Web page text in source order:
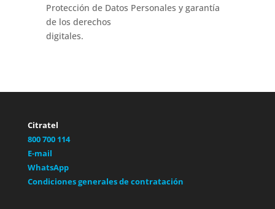
Protección de Datos Personales y garantía
de los derechos
digitales.
Citratel
800 700 114
E-mail
WhatsApp
Condiciones generales de contratación